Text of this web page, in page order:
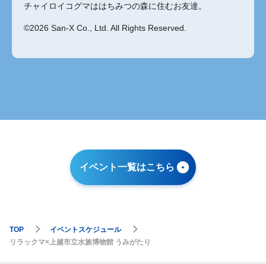
チャイロイコグマははちみつの森に住むお友達。
©2026 San-X Co., Ltd. All Rights Reserved.
イベント一覧はこちら
TOP
イベントスケジュール
リラックマ×上越市立水族博物館 うみがたり